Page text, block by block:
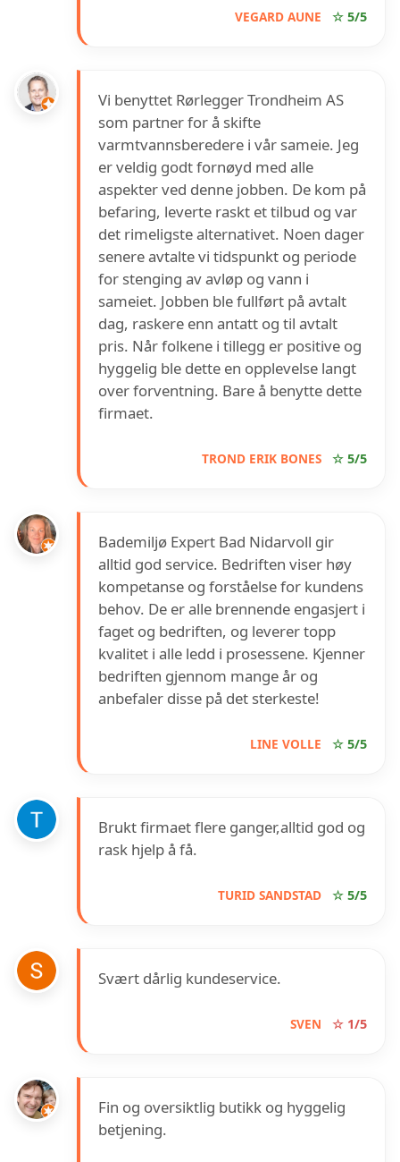
VEGARD AUNE ☆ 5/5
Vi benyttet Rørlegger Trondheim AS
som partner for å skifte
varmtvannsberedere i vår sameie. Jeg
er veldig godt fornøyd med alle
aspekter ved denne jobben. De kom på
befaring, leverte raskt et tilbud og var
det rimeligste alternativet. Noen dager
senere avtalte vi tidspunkt og periode
for stenging av avløp og vann i
sameiet. Jobben ble fullført på avtalt
dag, raskere enn antatt og til avtalt
pris. Når folkene i tillegg er positive og
hyggelig ble dette en opplevelse langt
over forventning. Bare å benytte dette
firmaet.
TROND ERIK BONES ☆ 5/5
Bademiljø Expert Bad Nidarvoll gir
alltid god service. Bedriften viser høy
kompetanse og forståelse for kundens
behov. De er alle brennende engasjert i
faget og bedriften, og leverer topp
kvalitet i alle ledd i prosessene. Kjenner
bedriften gjennom mange år og
anbefaler disse på det sterkeste!
LINE VOLLE ☆ 5/5
Brukt firmaet flere ganger,alltid god og
rask hjelp å få.
TURID SANDSTAD ☆ 5/5
Svært dårlig kundeservice.
SVEN ☆ 1/5
Fin og oversiktlig butikk og hyggelig
betjening.